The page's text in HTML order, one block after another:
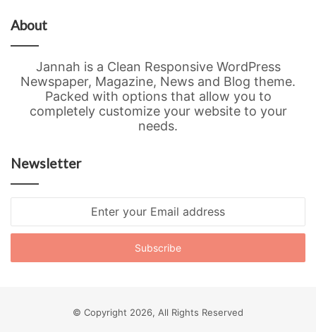
About
Jannah is a Clean Responsive WordPress
Newspaper, Magazine, News and Blog theme.
Packed with options that allow you to
completely customize your website to your
needs.
Newsletter
Email
© Copyright 2026, All Rights Reserved